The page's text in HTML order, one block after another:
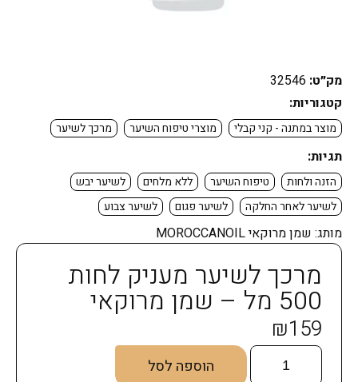
מרכך לשיער מעניק לחות
500 מל – שמן מרוקאי
₪159
הוספה לסל
מק״ט: 32546
קטגוריות:
מוצר במתנה - קני קבלי מוצרי טיפוח השיער מרכך לשיער
תגיות:
הזנה ולחות טיפוח השיער ללא מלחים
לשיער יבש
לשיער לאחר החלקה
לשיער פגום לשיער צבוע
מותג: שמן מרוקאי MOROCCANOIL